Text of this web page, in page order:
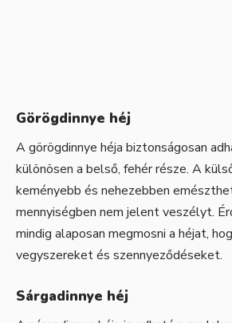
Görögdinnye héj
A görögdinnye héja biztonságosan
különösen a belső, fehér része. A
keményebb és nehezebben
mennyiségben nem jelent veszélyt.
mindig alaposan megmosni a héjat,
vegyszereket és szennyeződéseket.
Sárgadinnye héj